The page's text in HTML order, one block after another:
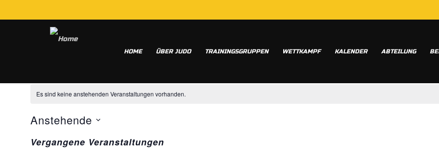
HOME ÜBER JUDO TRAININGSGRUPPEN WETTKAMPF KALENDER ABTEILUNG
Es sind keine anstehenden Veranstaltungen vorhanden.
Anstehende
wählen.
Vergangene Veranstaltungen